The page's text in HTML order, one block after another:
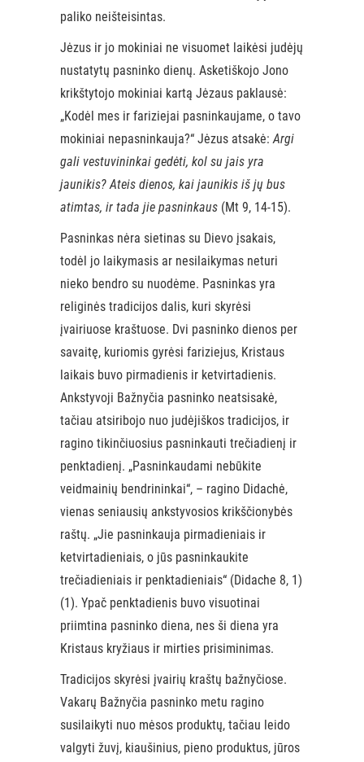
paliko neišteisintas.
Jėzus ir jo mokiniai ne visuomet laikėsi judėjų
nustatytų pasninko dienų. Asketiškojo Jono
krikštytojo mokiniai kartą Jėzaus paklausė:
„Kodėl mes ir fariziejai pasninkaujame, o tavo
mokiniai nepasninkauja?“ Jėzus atsakė:Argi
gali vestuvininkai gedėti, kol su jais yra
jaunikis? Ateis dienos, kai jaunikis iš jų bus
atimtas, ir tada jie pasninkaus (Mt 9, 14-15).
Pasninkas nėra sietinas su Dievo įsakais,
todėl jo laikymasis ar nesilaikymas neturi
nieko bendro su nuodėme. Pasninkas yra
religinės tradicijos dalis, kuri skyrėsi
įvairiuose kraštuose. Dvi pasninko dienos per
savaitę, kuriomis gyrėsi fariziejus, Kristaus
laikais buvo pirmadienis ir ketvirtadienis.
Ankstyvoji Bažnyčia pasninko neatsisakė,
tačiau atsiribojo nuo judėjiškos tradicijos, ir
ragino tikinčiuosius pasninkauti trečiadienį ir
penktadienį. „Pasninkaudami nebūkite
veidmainių bendrininkai“, – ragino Didachė,
vienas seniausių ankstyvosios krikščionybės
raštų. „Jie pasninkauja pirmadieniais ir
ketvirtadieniais, o jūs pasninkaukite
trečiadieniais ir penktadieniais“ (Didache 8, 1)
(1). Ypač penktadienis buvo visuotinai
priimtina pasninko diena, nes ši diena yra
Kristaus kryžiaus ir mirties prisiminimas.
Tradicijos skyrėsi įvairių kraštų bažnyčiose.
Vakarų Bažnyčia pasninko metu ragino
susilaikyti nuo mėsos produktų, tačiau leido
valgyti žuvį, kiaušinius, pieno produktus, jūros